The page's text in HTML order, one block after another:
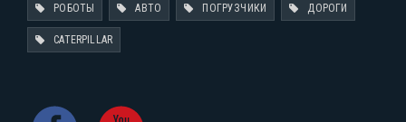
РОБОТЫ АВТО ПОГРУЗЧИКИ ДОРОГИ
CATERPILLAR